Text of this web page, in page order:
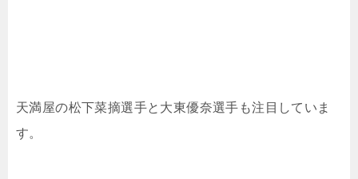
天満屋の松下菜摘選手と大東優奈選手も注目していま
す。